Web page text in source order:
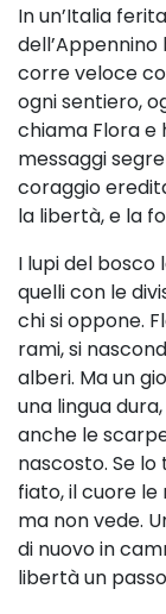
In un’Italia
dell’Appennino
corre veloce
ogni sentiero,
chiama Flora
messaggi
coraggio
la libertà, e la
I lupi del bosco
quelli con le
chi si oppone.
rami, si
alberi. Ma un
una lingua
anche le
nascosto. Se
fiato, il cuore
ma non vede.
di nuovo in
libertà un